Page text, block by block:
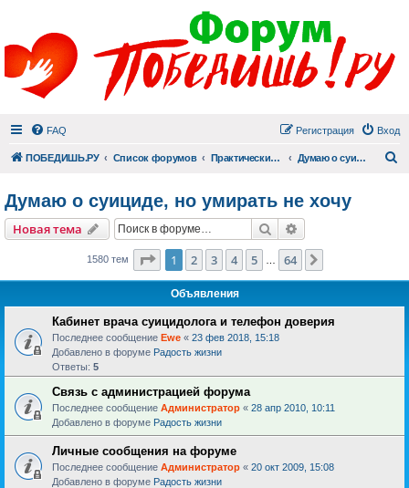
FAQ Вход
Регистрация
ПОБЕДИШЬ.РУ Список форумов Практический раздел Думаю о суициде, но умирать не хочу
Думаю о суициде, но умирать не хочу
Новая тема Поиск
1580 тем Страница из 64
1 2 3 4 5 64
Объявления
Кабинет врача суицидолога и телефон доверия
Последнее сообщение Ewe « 23 фев 2018, 15:18
Добавлено в форуме Радость жизни
Ответы: 5
Связь с администрацией форума
Последнее сообщение Администратор « 28 апр 2010, 10:11
Добавлено в форуме Радость жизни
Личные сообщения на форуме
Последнее сообщение Администратор « 20 окт 2009, 15:08
Добавлено в форуме Радость жизни